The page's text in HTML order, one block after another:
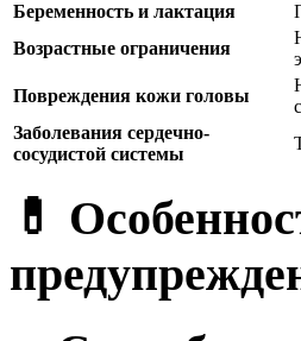
Беременность и лактация
Возрастные ограничения
Повреждения кожи головы
Заболевания сердечно-
сосудистой системы
💊